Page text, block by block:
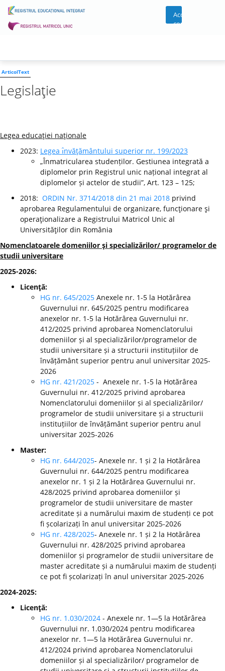
Acces
cont
ArticolText
Legislaţie
Legea educaţiei naţionale
2023: Legea ı̂nvăţământului superior nr. 199/2023
„Înmatricularea studenților. Gestiunea integrată a
diplomelor prin Registrul unic național integrat al
diplomelor și actelor de studii”, Art. 123 – 125;
2018: ORDIN Nr. 3714/2018 din 21 mai 2018 privind
aprobarea Regulamentului de organizare, funcţionare şi
operaţionalizare a Registrului Matricol Unic al
Universităţilor din România
Nomenclatoarele domeniilor şi specializărilor/ programelor de
studii universitare
2025-2026:
Licenţă:
HG nr. 645/2025 Anexele nr. 1-5 la Hotărârea
Guvernului nr. 645/2025 pentru modificarea
anexelor nr. 1-5 la Hotărârea Guvernului nr.
412/2025 privind aprobarea Nomenclatorului
domeniilor și al specializărilor/programelor de
studii universitare și a structurii instituțiilor de
învățământ superior pentru anul universitar 2025-
2026
HG nr. 421/2025 - Anexele nr. 1-5 la Hotărârea
Guvernului nr. 412/2025 privind aprobarea
Nomenclatorului domeniilor și al specializărilor/
programelor de studii universitare și a structurii
instituțiilor de învățământ superior pentru anul
universitar 2025-2026
Master:
HG nr. 644/2025- Anexele nr. 1 și 2 la Hotărârea
Guvernului nr. 644/2025 pentru modificarea
anexelor nr. 1 și 2 la Hotărârea Guvernului nr.
428/2025 privind aprobarea domeniilor și
programelor de studii universitare de master
acreditate și a numărului maxim de studenți ce pot
fi școlarizați în anul universitar 2025-2026
HG nr. 428/2025- Anexele nr. 1 și 2 la Hotărârea
Guvernului nr. 428/2025 privind aprobarea
domeniilor și programelor de studii universitare de
master acreditate și a numărului maxim de studenți
ce pot fi școlarizați în anul universitar 2025-2026
2024-2025:
Licenţă:
HG nr. 1.030/2024 - Anexele nr. 1—5 la Hotărârea
Guvernului nr. 1.030/2024 pentru modificarea
anexelor nr. 1—5 la Hotărârea Guvernului nr.
412/2024 privind aprobarea Nomenclatorului
domeniilor și al specializărilor/ programelor de